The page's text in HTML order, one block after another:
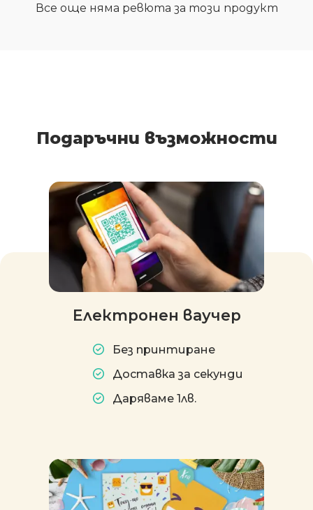
Все още няма ревюта за този продукт
Подаръчни възможности
Електронен ваучер
Без принтиране
Доставка за секунди
Даряваме 1лв.